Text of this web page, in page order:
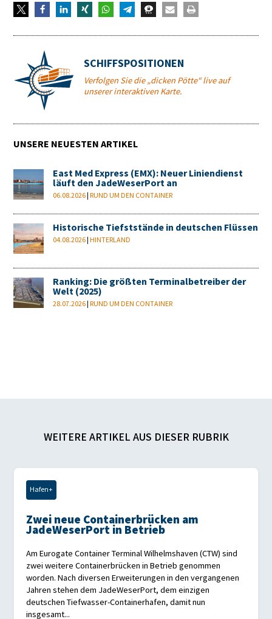
SCHIFFSPOSITIONEN
Verfolgen Sie die „dicken Pötte“ live auf
unserer interaktiven Karte.
UNSERE NEUESTEN ARTIKEL
East Med Express (EMX): Neuer Liniendienst
läuft den JadeWeserPort an
06.08.2026 |RUND UM DEN CONTAINER
Historische Tiefststände in deutschen Flüssen
04.08.2026 |HINTERLAND
Ranking: Die größten Terminalbetreiber der
Welt (2025)
28.07.2026 |RUND UM DEN CONTAINER
WEITERE ARTIKEL AUS DIESER RUBRIK
Hafen+
Zwei neue Containerbrücken am
JadeWeserPort in Betrieb
Am Eurogate Container Terminal Wilhelmshaven (CTW) sind
zwei weitere Containerbrücken in Betrieb genommen
worden. Nach diversen Erweiterungen in den vergangenen
Jahren stehen dem JadeWeserPort, dem einzigen
deutschen Tiefwasser-Containerhafen, damit nun
insgesamt...